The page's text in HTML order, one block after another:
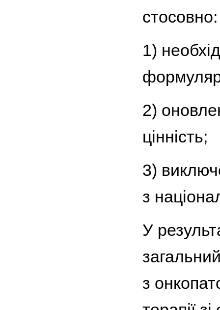
стосовно:
1)
2)
цінність;
3)
з
У
з